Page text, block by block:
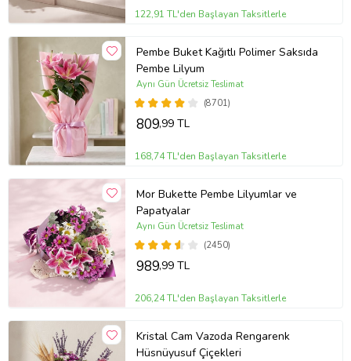
122,91 TL'den Başlayan Taksitlerle
Pembe Buket Kağıtlı Polimer Saksıda
Pembe Lilyum
(8701)
Aynı Gün Ücretsiz Teslimat
809,99 TL
168,74 TL'den Başlayan Taksitlerle
Mor Bukette Pembe Lilyumlar ve
Papatyalar
(2450)
Aynı Gün Ücretsiz Teslimat
989,99 TL
206,24 TL'den Başlayan Taksitlerle
Kristal Cam Vazoda Rengarenk
Hüsnüyusuf Çiçekleri